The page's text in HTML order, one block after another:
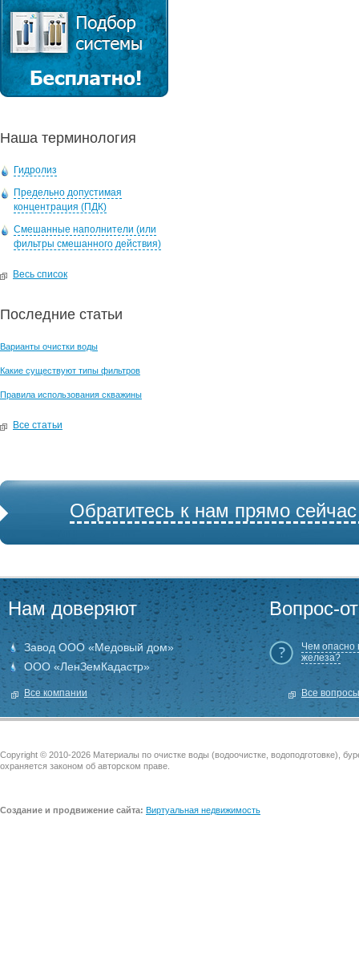
Наша терминология
Гидролиз
Предельно допустимая
концентрация (ПДК)
Смешанные наполнители (или
фильтры смешанного действия)
Весь список
Последние статьи
Варианты очистки воды
Какие существуют типы фильтров
Правила использования скважины
Все статьи
Обратитесь к нам прямо
Нам доверяют
Завод ООО «Медовый дом»
ООО «ЛенЗемКадастр»
Все компании
Вопрос-
Чем опасно
железа?
Все вопросы
Copyright © 2010-2026 Материалы по очистке воды (водоочистке, водоподготовке),
охраняется законом об авторском праве.
Создание и продвижение сайта: Виртуальная недвижимость